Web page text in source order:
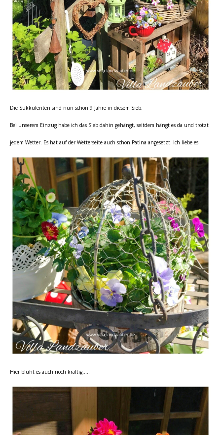
Die Sukkulenten sind nun schon 9 Jahre in diesem Sieb.
Bei unserem Einzug habe ich das Sieb dahin gehängt, seitdem hängt es da und trotzt
jedem Wetter. Es hat auf der Wetterseite auch schon Patina angesetzt. Ich liebe es.
Hier blüht es auch noch kräftig…..